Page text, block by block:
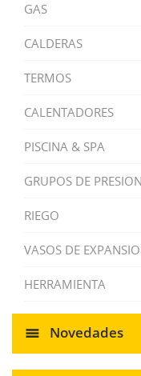
GAS
CALDERAS
TERMOS
CALENTADORES
PISCINA & SPA
GRUPOS DE PRESION
RIEGO
VASOS DE
HERRAMIENTA
Novedades